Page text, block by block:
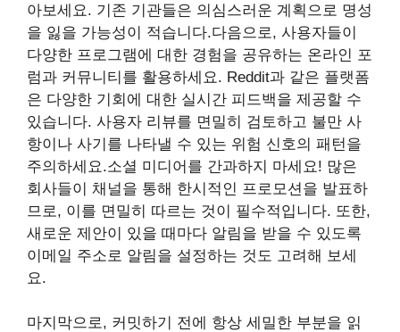
아보세요. 기존 기관들은 의심스러운 계획으로 명성
을 잃을 가능성이 적습니다.다음으로, 사용자들이
다양한 프로그램에 대한 경험을 공유하는 온라인 포
럼과 커뮤니티를 활용하세요. Reddit과 같은 플랫폼
은 다양한 기회에 대한 실시간 피드백을 제공할 수
있습니다. 사용자 리뷰를 면밀히 검토하고 불만 사
항이나 사기를 나타낼 수 있는 위험 신호의 패턴을
주의하세요.소셜 미디어를 간과하지 마세요! 많은
회사들이 채널을 통해 한시적인 프로모션을 발표하
므로, 이를 면밀히 따르는 것이 필수적입니다. 또한,
새로운 제안이 있을 때마다 알림을 받을 수 있도록
이메일 주소로 알림을 설정하는 것도 고려해 보세
요.
마지막으로, 커밋하기 전에 항상 세밀한 부분을 읽